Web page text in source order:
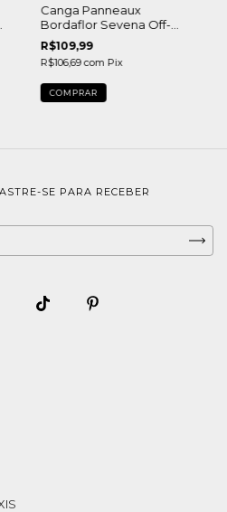
Canga Panneaux
Bordaflor Sevena Off-
White com Pingentes
R$109,99
R$106,69com Pix
COMPRAR
SE PARA RECEBER